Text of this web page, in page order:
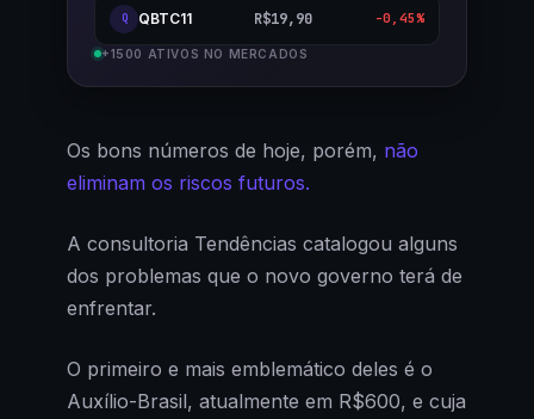
Q QBTC11 R$19,90 -0,45%
+1500 ATIVOS NO MERCADOS
Os bons números de hoje, porém, não
eliminam os riscos futuros.
A consultoria Tendências catalogou alguns
dos problemas que o novo governo terá de
enfrentar.
O primeiro e mais emblemático deles é o
Auxílio-Brasil, atualmente em R$600, e cuja